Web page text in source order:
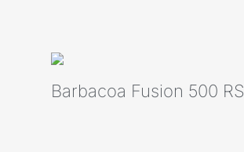
Barbacoa Fusion 500 RS